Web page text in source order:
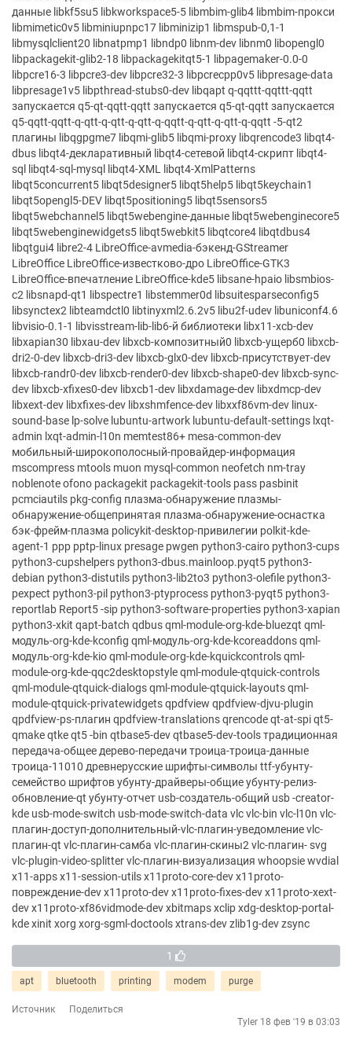
данные libkf5su5 libkworkspace5-5 libmbim-glib4 libmbim-прокси
libmimetic0v5 libminiupnpc17 libminizip1 libmspub-0,1-1
libmysqlclient20 libnatpmp1 libndp0 libnm-dev libnm0 libopengl0
libpackagekit-glib2-18 libpackagekitqt5-1 libpagemaker-0.0-0
libpcre16-3 libpcre3-dev libpcre32-3 libpcrecpp0v5 libpresage-data
libpresage1v5 libpthread-stubs0-dev libqapt q-qqttt-qqttt-qqtt
запускается q5-qt-qqtt-qqtt запускается q5-qt-qqtt запускается
q5-qqtt-qqtt-q-qtt-q-qtt-q-qtt-q-qqtt-q-qtt-q-qtt-q-qqtt -5-qt2
плагины libqgpgme7 libqmi-glib5 libqmi-proxy libqrencode3 libqt4-
dbus libqt4-декларативный libqt4-сетевой libqt4-скрипт libqt4-
sql libqt4-sql-mysql libqt4-XML libqt4-XmlPatterns
libqt5concurrent5 libqt5designer5 libqt5help5 libqt5keychain1
libqt5opengl5-DEV libqt5positioning5 libqt5sensors5
libqt5webchannel5 libqt5webengine-данные libqt5webenginecore5
libqt5webenginewidgets5 libqt5webkit5 libqtcore4 libqtdbus4
libqtgui4 libre2-4 LibreOffice-avmedia-бэкенд-GStreamer
LibreOffice LibreOffice-известково-дро LibreOffice-GTK3
LibreOffice-впечатление LibreOffice-kde5 libsane-hpaio libsmbios-
c2 libsnapd-qt1 libspectre1 libstemmer0d libsuitesparseconfig5
libsynctex2 libteamdctl0 libtinyxml2.6.2v5 libu2f-udev libuniconf4.6
libvisio-0.1-1 libvisstream-lib-lib6-й библиотеки libx11-xcb-dev
libxapian30 libxau-dev libxcb-композитный0 libxcb-ущерб0 libxcb-
dri2-0-dev libxcb-dri3-dev libxcb-glx0-dev libxcb-присутствует-dev
libxcb-randr0-dev libxcb-render0-dev libxcb-shape0-dev libxcb-sync-
dev libxcb-xfixes0-dev libxcb1-dev libxdamage-dev libxdmcp-dev
libxext-dev libxfixes-dev libxshmfence-dev libxxf86vm-dev linux-
sound-base lp-solve lubuntu-artwork lubuntu-default-settings lxqt-
admin lxqt-admin-l10n memtest86+ mesa-common-dev
мобильный-широкополосный-провайдер-информация
mscompress mtools muon mysql-common neofetch nm-tray
noblenote ofono packagekit packagekit-tools pass pasbinit
pcmciautils pkg-config плазма-обнаружение плазмы-
обнаружение-общепринятая плазма-обнаружение-оснастка
бэк-фрейм-плазма policykit-desktop-привилегии polkit-kde-
agent-1 ppp pptp-linux presage pwgen python3-cairo python3-cups
python3-cupshelpers python3-dbus.mainloop.pyqt5 python3-
debian python3-distutils python3-lib2to3 python3-olefile python3-
pexpect python3-pil python3-ptyprocess python3-pyqt5 python3-
reportlab Report5 -sip python3-software-properties python3-xapian
python3-xkit qapt-batch qdbus qml-module-org-kde-bluezqt qml-
модуль-org-kde-kconfig qml-модуль-org-kde-kcoreaddons qml-
модуль-org-kde-kio qml-module-org-kde-kquickcontrols qml-
module-org-kde-qqc2desktopstyle qml-module-qtquick-controls
qml-module-qtquick-dialogs qml-module-qtquick-layouts qml-
module-qtquick-privatewidgets qpdfview qpdfview-djvu-plugin
qpdfview-ps-плагин qpdfview-translations qrencode qt-at-spi qt5-
qmake qtke qt5 -bin qtbase5-dev qtbase5-dev-tools традиционная
передача-общее дерево-передачи троица-троица-данные
троица-11010 древнерусские шрифты-символы ttf-убунту-
семейство шрифтов убунту-драйверы-общие убунту-релиз-
обновление-qt убунту-отчет usb-создатель-общий usb -creator-
kde usb-mode-switch usb-mode-switch-data vlc vlc-bin vlc-l10n vlc-
плагин-доступ-дополнительный-vlc-плагин-уведомление vlc-
плагин-qt vlc-плагин-самба vlc-плагин-скины2 vlc-плагин- svg
vlc-plugin-video-splitter vlc-плагин-визуализация whoopsie wvdial
x11-apps x11-session-utils x11proto-core-dev x11proto-
повреждение-dev x11proto-dev x11proto-fixes-dev x11proto-xext-
dev x11proto-xf86vidmode-dev xbitmaps xclip xdg-desktop-portal-
kde xinit xorg xorg-sgml-doctools xtrans-dev zlib1g-dev zsync
1
apt bluetooth printing modem purge
Источник
Поделиться
Tyler 18 фев '19 в 03:03